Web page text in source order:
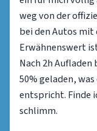
weg von der
bei den Autos
Erwähnenswert
Nach 2h
50% geladen,
entspricht. Finde
schlimm.